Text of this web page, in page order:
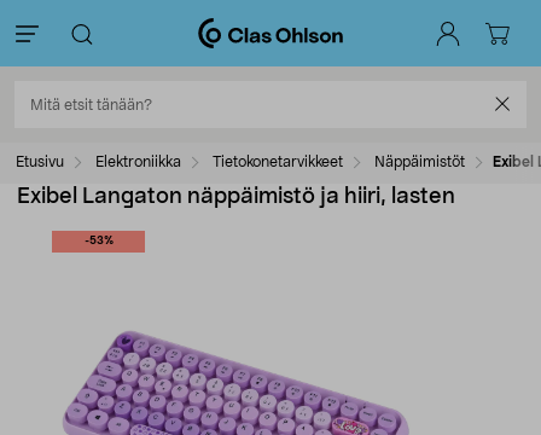
Etusivu Elektroniikka Tietokonetarvikkeet Näppäimistöt Exibel
Exibel Langaton näppäimistö ja hiiri, lasten
-53%